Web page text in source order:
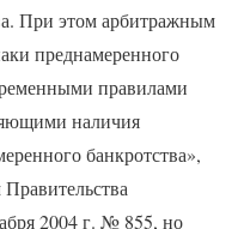
При этом арбитражным
преднамеренного
правилами
наличия
банкротства»,
2004 г. № 855, но